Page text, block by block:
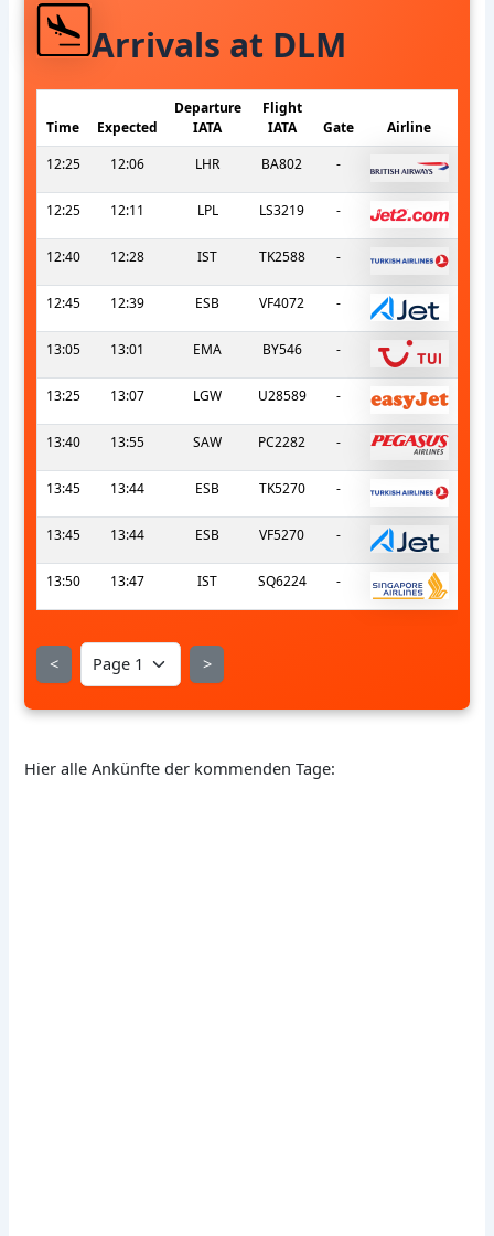
Arrivals at DLM
Time Expected
Departure
IATA
Flight
IATA
Gate
Airline
12:25
12:06 LHR BA802 -
12:25 12:11 LPL LS3219 -
12:40 12:28 IST TK2588 -
12:45 12:39 ESB VF4072 -
13:05 13:01 EMA BY546 -
13:25 13:07 LGW U28589 -
13:40 13:55 SAW PC2282 -
13:45 13:44 ESB TK5270 -
13:45 13:44 ESB VF5270 -
13:50 13:47 IST SQ6224 -
< >
Hier alle Ankünfte der kommenden Tage: